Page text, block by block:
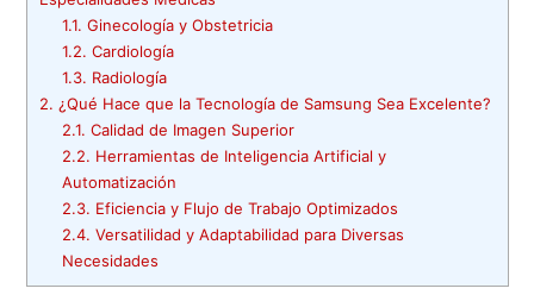
1.1. Ginecología y Obstetricia
1.2. Cardiología
1.3. Radiología
2. ¿Qué Hace que la Tecnología de Samsung Sea Excelente?
2.1. Calidad de Imagen Superior
2.2. Herramientas de Inteligencia Artificial y
Automatización
2.3. Eficiencia y Flujo de Trabajo Optimizados
2.4. Versatilidad y Adaptabilidad para Diversas
Necesidades